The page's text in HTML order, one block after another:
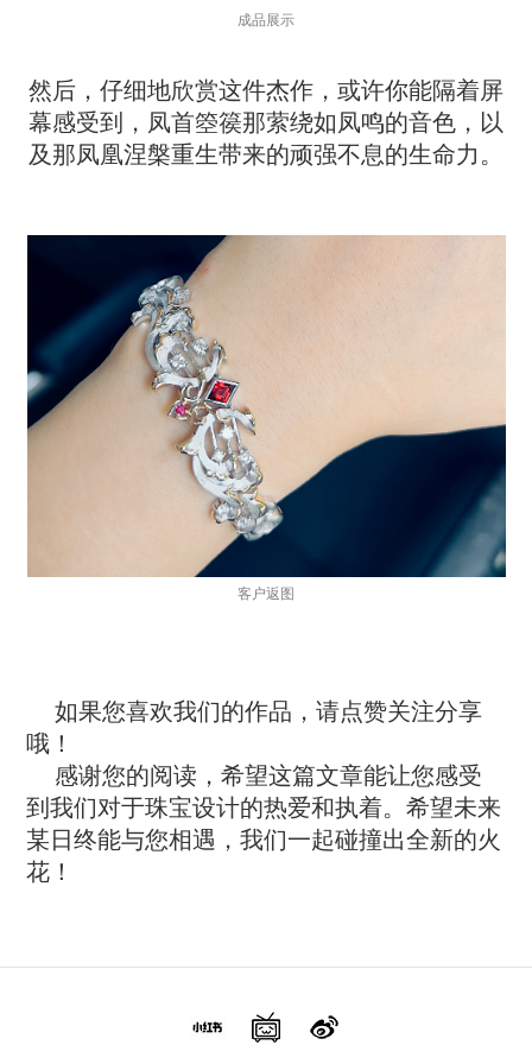
成品展示
然后，仔细地欣赏这件杰作，或许你能隔着屏
幕感受到，凤首箜篌那萦绕如凤鸣的音色，以
及那凤凰涅槃重生带来的顽强不息的生命力。
客户返图
如果您喜欢我们的作品，请点赞关注分享
哦！
感谢您的阅读，希望这篇文章能让您感受
到我们对于珠宝设计的热爱和执着。希望未来
某日终能与您相遇，我们一起碰撞出全新的火
花！